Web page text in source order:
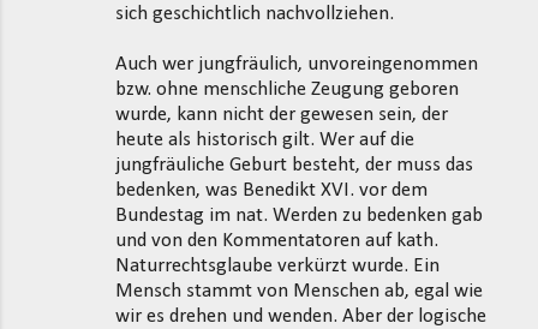
sich geschichtlich nachvollziehen.
Auch wer jungfräulich, unvoreingenommen
bzw. ohne menschliche Zeugung geboren
wurde, kann nicht der gewesen sein, der
heute als historisch gilt. Wer auf die
jungfräuliche Geburt besteht, der muss das
bedenken, was Benedikt XVI. vor dem
Bundestag im nat. Werden zu bedenken gab
und von den Kommentatoren auf kath.
Naturrechtsglaube verkürzt wurde. Ein
Mensch stammt von Menschen ab, egal wie
wir es drehen und wenden. Aber der logische